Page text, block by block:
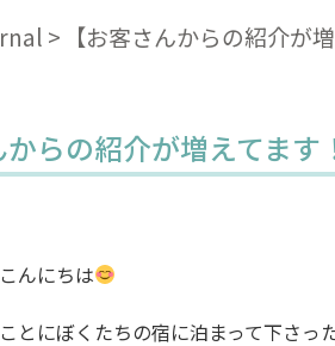
【お客さんからの紹介が
らの紹介が増えてます
んにちは
とにぼくたちの宿に泊まって下さっ